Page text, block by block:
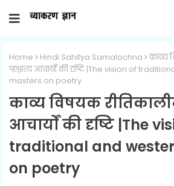
Home Hindi Sahitya Samalochna
काव्य
पाश्चात्य आचार्यों की दृष्टि |The vision of
masters on poetry
काव्य विषयक
आचार्यों की दृष्टि |The
traditional and
on poetry